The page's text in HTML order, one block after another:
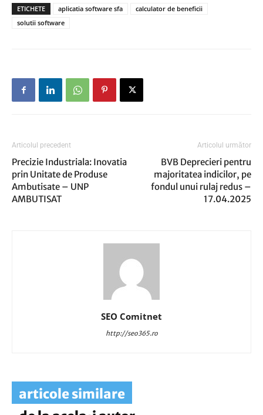
ETICHETE aplicatia software sfa
calculator de beneficii
solutii software
Articolul precedent
Precizie Industriala: Inovatia
prin Unitate de Produse
Ambutisate – UNP
AMBUTISAT
Articolul următor
BVB Deprecieri pentru
majoritatea indicilor, pe
fondul unui rulaj redus –
17.04.2025
SEO Comitnet
http://seo365.ro
articole similare